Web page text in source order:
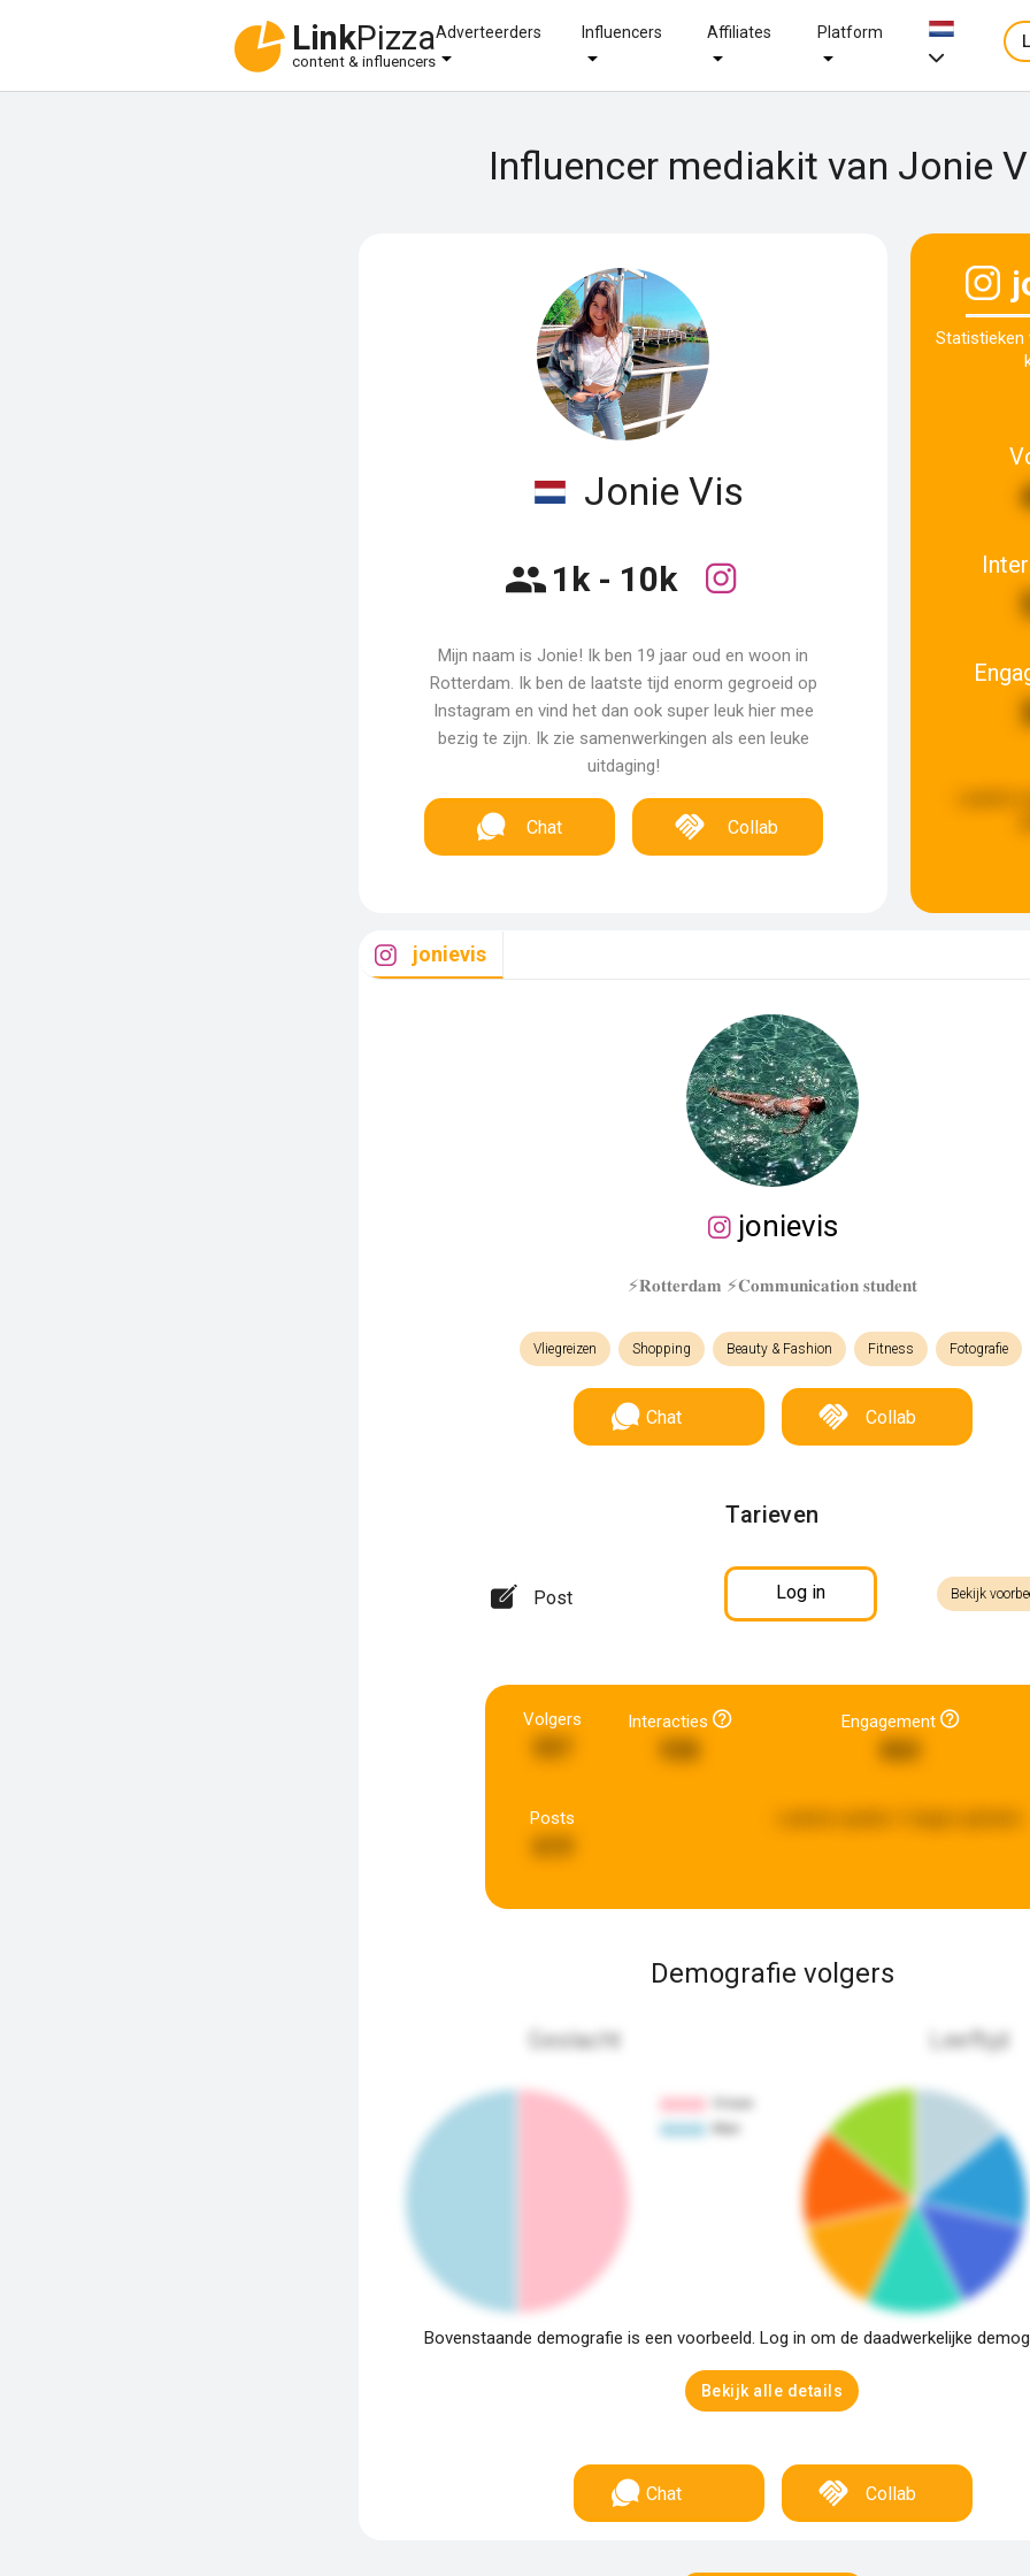
LinkPizza
content & influencers
Adverteerders Influencers Affiliates Platform
Influencer mediakit van Jonie
Jonie Vis
1k - 10k
Mijn naam is Jonie! Ik ben 19 jaar oud en woon in
Rotterdam. Ik ben de laatste tijd enorm gegroeid op
Instagram en vind het dan ook super leuk hier mee
bezig te zijn. Ik zie samenwerkingen als een leuke
uitdaging!
Chat Collab
jonievis
jonievis
⚡️𝐑𝐨𝐭𝐭𝐞𝐫𝐝𝐚𝐦 ⚡️𝐂𝐨𝐦𝐦𝐮𝐧𝐢𝐜𝐚𝐭𝐢𝐨𝐧 𝐬𝐭𝐮𝐝𝐞𝐧𝐭
Vliegreizen Shopping Beauty & Fashion Fitness Fotografie
Chat Collab
Tarieven
Post Log in Bekijk
Volgers Interacties Engagement
860
Posts
Demografie volgers
Geslacht Leeftijd
Bovenstaande demografie is een voorbeeld. Log in om de daadwerkelijke
Bekijk alle details
Chat Collab